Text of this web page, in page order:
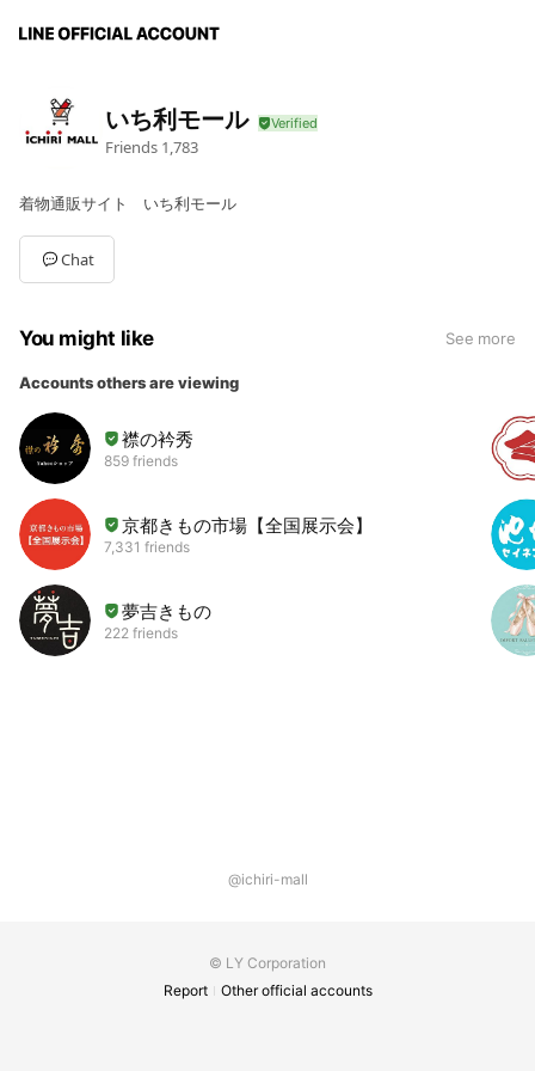
いち利モール
Friends 1,783
着物通販サイト いち利モール
Chat
You might like See more
Accounts others are viewing
襟の衿秀
859 friends
京都きもの市場【全国展示会】
7,331 friends
夢吉きもの
222 friends
@ichiri-mall
© LY Corporation
Report
Other official accounts